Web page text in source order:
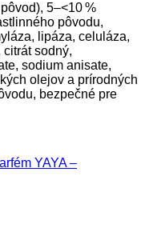
5–<10 %
pôvodu,
lipáza, celuláza,
sodný,
sodium anisate,
olejov a prírodných
bezpečné pre
YAYA –